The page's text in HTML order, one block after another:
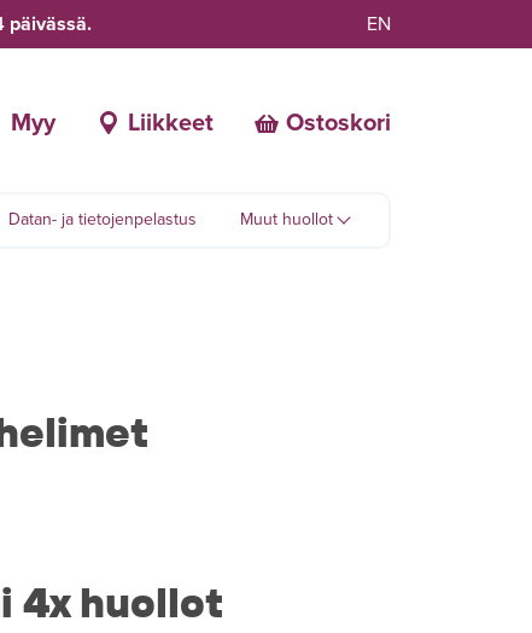
päivässä. EN
Myy Liikkeet Ostoskori
Datan- ja tietojenpelastus Muut huollot
4x huollot